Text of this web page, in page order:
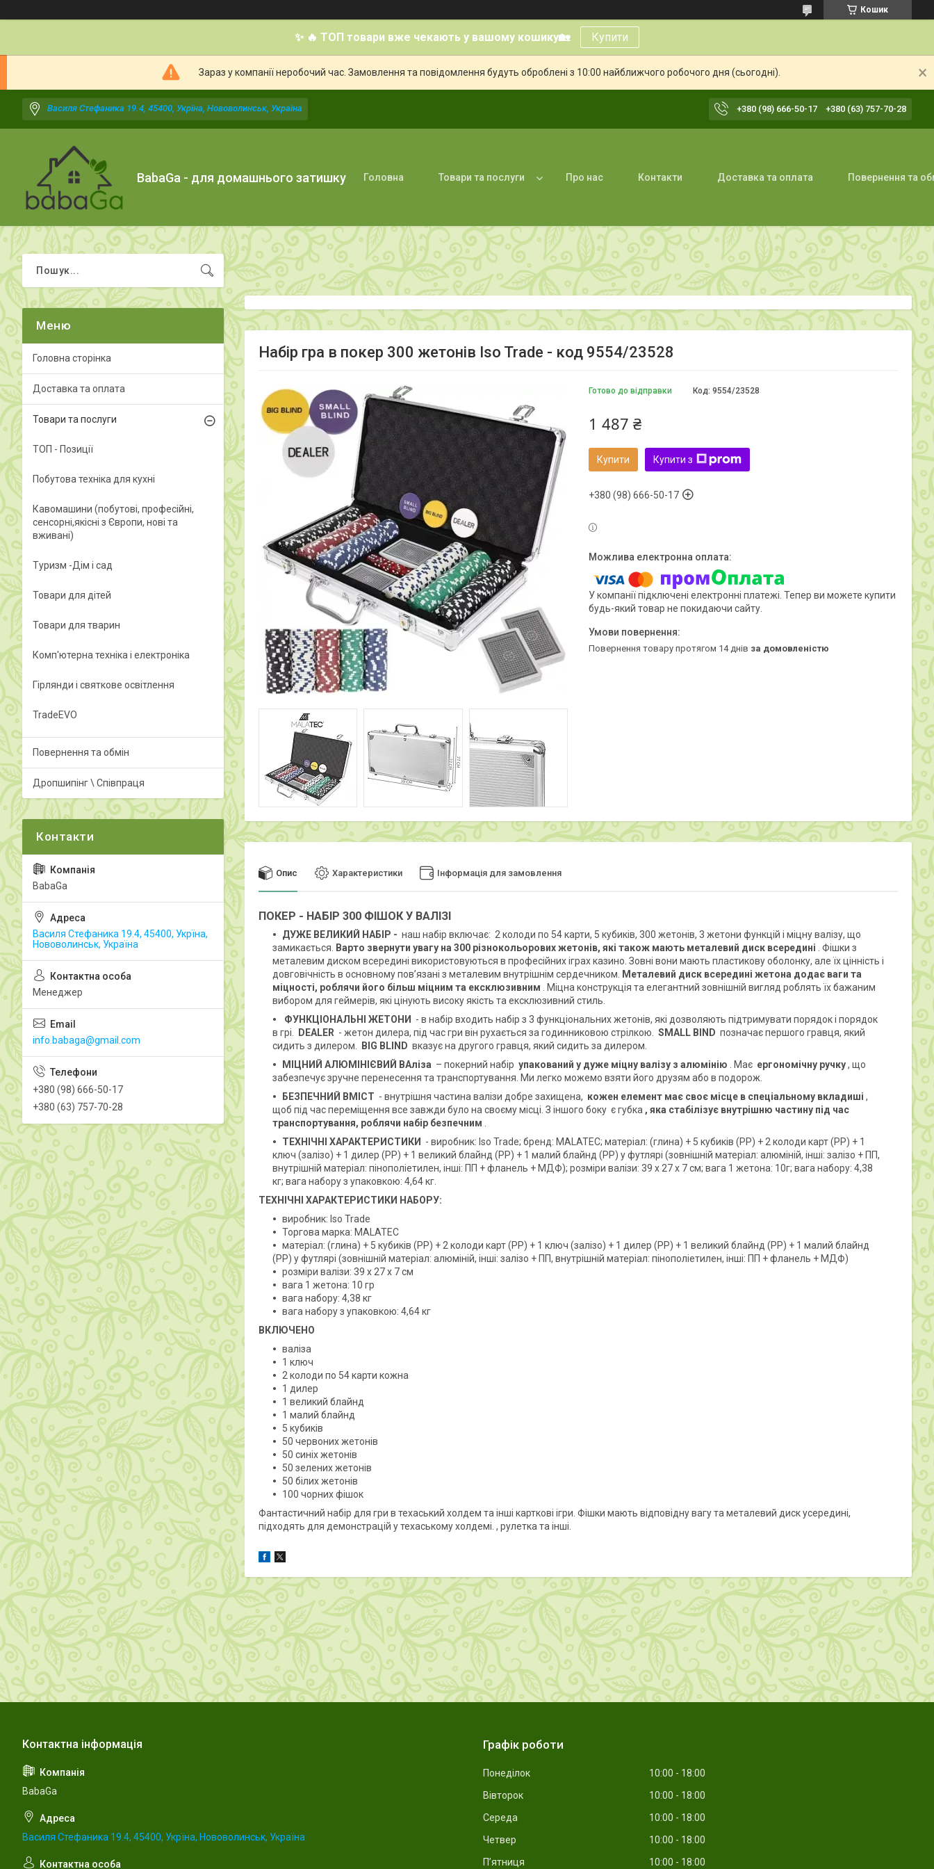
Кошик
✨ 🔥 ТОП товари вже чекають у вашому кошику🏡 Купити
Зараз у компанії неробочий час. Замовлення та повідомлення будуть оброблені з 10:00 найближчого робочого дня (сьогодні).
Василя Стефаника 19.4, 45400, Укрїна, Нововолинськ, Україна +380 (98) 666-50-17 +380 (63) 757-70-28
BabaGa - для домашнього затишку Головна Товари та послуги Про нас Контакти Доставка та оплата Повернення та
Набір гра в покер 300 жетонів Iso Trade - код 9554/23528
Готово до відправки Код: 9554/23528
1 487 ₴
Купити Купити з
+380 (98) 666-50-17
У компанії підключені електронні платежі. Тепер ви можете купити
будь-який товар не покидаючи сайту.
повернення товару протягом 14 днів за домовленістю
Опис Характеристики Інформація для замовлення
ПОКЕР - НАБІР 300 ФІШОК У ВАЛІЗІ
ДУЖЕ ВЕЛИКИЙ НАБІР - наш набір включає: 2 колоди по 54 карти, 5 кубиків, 300 жетонів, 3 жетони функцій і міцну валізу, що
замикається.
Варто звернути увагу на 300 різнокольорових жетонів, які також мають металевий диск всередині . Фішки з
металевим диском всередині використовуються в професійних іграх казино. Зовні вони мають пластикову оболонку, але їх цінність і
довговічність в основному пов’язані з металевим внутрішнім сердечником.
Металевий диск всередині жетона додає ваги та
міцності, роблячи його більш міцним та ексклюзивним . Міцна конструкція та елегантний зовнішній вигляд роблять їх бажаним
вибором для геймерів, які цінують високу якість та ексклюзивний стиль.
ФУНКЦІОНАЛЬНІ ЖЕТОНИ
- в набір входить набір з 3 функціональних жетонів, які дозволяють підтримувати порядок і порядок
в грі.
DEALER - жетон дилера, під час гри він рухається за годинниковою стрілкою. SMALL BIND позначає першого гравця, який
сидить з дилером.
BIG BLIND вказує на другого гравця, який сидить за дилером.
МІЦНИЙ АЛЮМІНІЄВИЙ ВАліза – покерний набір упакований у дуже міцну валізу з алюмінію . Має ергономічну ручку, що
забезпечує зручне перенесення та транспортування. Ми легко можемо взяти його друзям або в подорож.
БЕЗПЕЧНИЙ ВМІСТ - внутрішня частина валізи добре захищена, кожен елемент має своє місце в спеціальному вкладиші ,
щоб під час переміщення все завжди було на своєму місці. З іншого боку є губка , яка стабілізує внутрішню частину під час
транспортування, роблячи набір безпечним
ТЕХНІЧНІ ХАРАКТЕРИСТИКИ
- виробник: Iso Trade; бренд: MALATEC; матеріал: (глина) + 5 кубиків (PP) + 2 колоди карт (PP) + 1
ключ (залізо) + 1 дилер (PP) + 1 великий блайнд (PP) + 1 малий блайнд (PP) у футлярі (зовнішній матеріал: алюміній, інші: залізо + ПП,
внутрішній матеріал: пінополіетилен, інші: ПП + фланель + МДФ); розміри валізи: 39 х 27 х 7 см; вага 1 жетона: 10г; вага набору: 4,38
кг; вага набору з упаковкою: 4,64 кг.
ТЕХНІЧНІ ХАРАКТЕРИСТИКИ НАБОРУ:
виробник: Iso Trade
Торгова марка: MALATEC
матеріал: (глина) + 5 кубиків (PP) + 2 колоди карт (PP) + 1 ключ (залізо) + 1 дилер (PP) + 1 великий блайнд (PP) + 1 малий блайнд
(PP) у футлярі (зовнішній матеріал: алюміній, інші: залізо + ПП, внутрішній матеріал: пінополіетилен, інші: ПП + фланель + МДФ)
розміри валізи: 39 х 27 х 7 см
вага 1 жетона: 10 гр
вага набору: 4,38 кг
вага набору з упаковкою: 4,64 кг
ВКЛЮЧЕНО
валіза
1 ключ
2 колоди по 54 карти кожна
1 дилер
1 великий блайнд
1 малий блайнд
5 кубиків
50 червоних жетонів
50 синіх жетонів
50 зелених жетонів
50 білих жетонів
100 чорних фішок
Фантастичний набір для гри в техаський холдем та інші карткові ігри. Фішки мають відповідну вагу та металевий диск усередині,
підходять для демонстрацій у техаському холдемі. , рулетка та інші.
Головна сторінка
Доставка та оплата
Товари та послуги
ТОП - Позиції
Побутова техніка для кухні
Кавомашини (побутові, професійні,
сенсорні,якісні з Європи, нові та
вживані)
Туризм -Дім і сад
Товари для дітей
Товари для тварин
Комп'ютерна техніка і електроніка
Гірлянди і святкове освітлення
TradeEVO
Повернення та обмін
Дропшипінг \ Співпраця
BabaGa
Василя Стефаника 19.4, 45400, Укрїна,
Нововолинськ, Україна
Менеджер
info.babaga@gmail.com
+380 (98) 666-50-17
+380 (63) 757-70-28
BabaGa
Василя Стефаника 19.4, 45400, Укрїна, Нововолинськ, Україна
Графік роботи
Понеділок 10:00
18:00
Вівторок
10:00
18:00
Середа
10:00
18:00
Четвер
10:00
18:00
Пʼятниця
10:00 18:00